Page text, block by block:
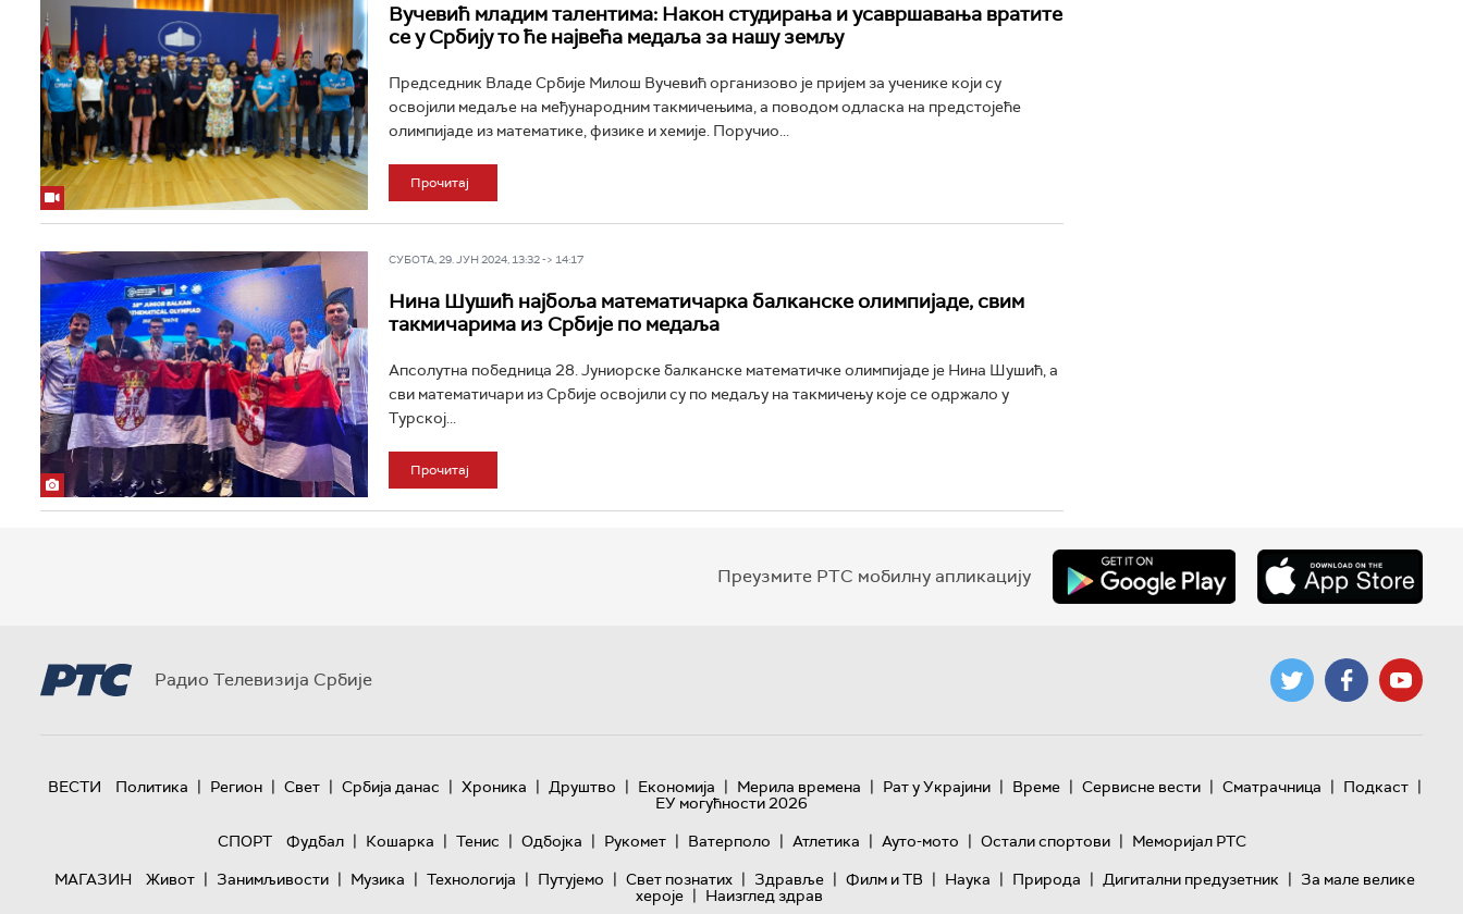
Вучевић младим талентима: Након студирања и усавршавања вратите
се у Србију то ће највећа медаља за нашу земљу
Председник Владе Србије Милош Вучевић организово је пријем за ученике који су
освојили медаље на међународним такмичењима, а поводом одласка на предстојеће
олимпијаде из математике, физике и хемије. Поручио...
Прочитај
СУБОТА, 29. ЈУН 2024, 13:32 -> 14:17
Нина Шушић најбоља математичарка балканске олимпијаде, свим
такмичарима из Србије по медаља
Апсолутна победница 28. Јуниорске балканске математичке олимпијаде је Нина Шушић, а
сви математичари из Србије освојили су по медаљу на такмичењу које се одржало у
Турској...
Прочитај
Преузмите РТС мобилну апликацију
Радио Телевизија Србије
ВЕСТИ Политика | Регион | Свет | Србија данас | Хроника | Друштво | Економија | Мерила времена | Рат у Украјини | Време | Сервисне вести | Сматрачница | Подкаст |
ЕУ могућности 2026
СПОРТ
Фудбал | Кошарка | Тенис | Одбојка | Рукомет | Ватерполо | Атлетика | Ауто-мото | Остали спортови | Меморијал РТС
МАГАЗИН
Живот | Занимљивости | Музика | Технологијa | Путујемо | Свет познатих | Здравље | Филм и ТВ | Наука | Природа | Дигитални предузетник | За мале велике
хероје | Наизглед здрав